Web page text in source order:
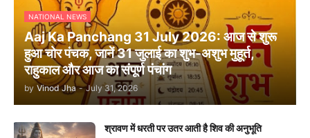
NATIONAL NEWS
Aaj Ka Panchang 31 July 2026: आज से शुरू
हुआ चोर पंचक, जानें 31 जुलाई का शुभ-अशुभ मुहूर्त,
राहुकाल और आज का संपूर्ण पंचांग
by Vinod Jha - July 31, 2026
श्रावण में धरती पर उतर आती है शिव की अनुभूति